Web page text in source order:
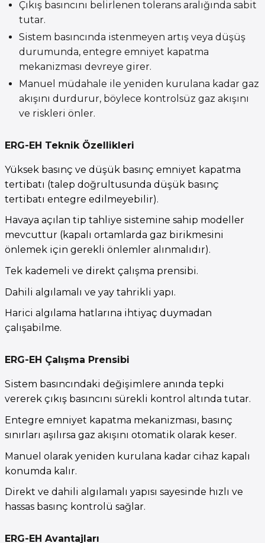
Çıkış basıncını belirlenen tolerans aralığında sabit
tutar.
Sistem basıncında istenmeyen artış veya düşüş
durumunda, entegre emniyet kapatma
mekanizması devreye girer.
Manuel müdahale ile yeniden kurulana kadar gaz
akışını durdurur, böylece kontrolsüz gaz akışını
ve riskleri önler.
ERG-EH Teknik Özellikleri
Yüksek basınç ve düşük basınç emniyet kapatma
tertibatı (talep doğrultusunda düşük basınç
tertibatı entegre edilmeyebilir).
Havaya açılan tip tahliye sistemine sahip modeller
mevcuttur (kapalı ortamlarda gaz birikmesini
önlemek için gerekli önlemler alınmalıdır).
Tek kademeli ve direkt çalışma prensibi.
Dahili algılamalı ve yay tahrikli yapı.
Harici algılama hatlarına ihtiyaç duymadan
çalışabilme.
ERG-EH Çalışma Prensibi
Sistem basıncındaki değişimlere anında tepki
vererek çıkış basıncını sürekli kontrol altında tutar.
Entegre emniyet kapatma mekanizması, basınç
sınırları aşılırsa gaz akışını otomatik olarak keser.
Manuel olarak yeniden kurulana kadar cihaz kapalı
konumda kalır.
Direkt ve dahili algılamalı yapısı sayesinde hızlı ve
hassas basınç kontrolü sağlar.
ERG-EH Avantajları